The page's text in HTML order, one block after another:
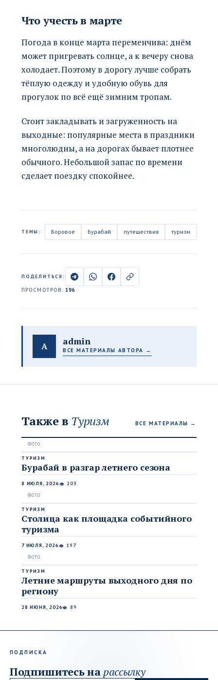
Что учесть в марте
Погода в конце марта переменчива: днём
может пригревать солнце, а к вечеру снова
холодает. Поэтому в дорогу лучше собрать
тёплую одежду и удобную обувь для
прогулок по всё ещё зимним тропам.
Стоит закладывать и загруженность на
выходные: популярные места в праздники
многолюдны, а на дорогах бывает плотнее
обычного. Небольшой запас по времени
сделает поездку спокойнее.
ТЕМЫ: Боровое Бурабай путешествия туризм
ПОДЕЛИТЬСЯ:
ПРОСМОТРОВ:196
A admin
ВСЕ МАТЕРИАЛЫ АВТОРА →
Также в Туризм ВСЕ МАТЕРИАЛЫ →
ТУРИЗМ
Бурабай в разгар летнего сезона
8 ИЮЛЯ, 2026👁 203
ТУРИЗМ
Столица как площадка событийного
туризма
7 ИЮЛЯ, 2026👁 197
ТУРИЗМ
Летние маршруты выходного дня по
региону
28 ИЮНЯ, 2026👁 89
ПОДПИСКА
Подпишитесь на рассылку